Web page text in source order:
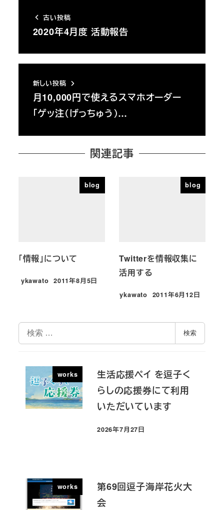
古い投稿
2020年4月度 活動報告
新しい投稿
月10,000円で使えるスマホオーダー
「ゲッ注（げっちゅう）…
関連記事
blog
「情報」について
ykawato
投稿日
2011年8月5日
blog
Twitterを情報収集に
活用する
ykawato
投稿日
2011年6月12日
検
索
検索
works
生活応援ペイ を逗子く
らしの応援券にて利用
いただいています
投稿日
2026年7月27日
works
第69回逗子海岸花火大
会